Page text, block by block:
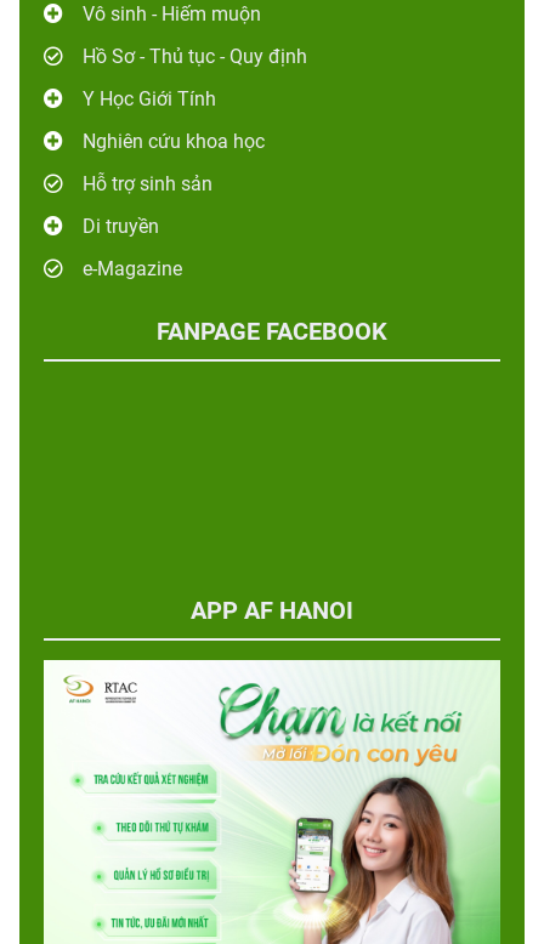
Vô sinh - Hiếm muộn
Hồ Sơ - Thủ tục - Quy định
Y Học Giới Tính
Nghiên cứu khoa học
Hỗ trợ sinh sản
Di truyền
e-Magazine
FANPAGE FACEBOOK
APP AF HANOI